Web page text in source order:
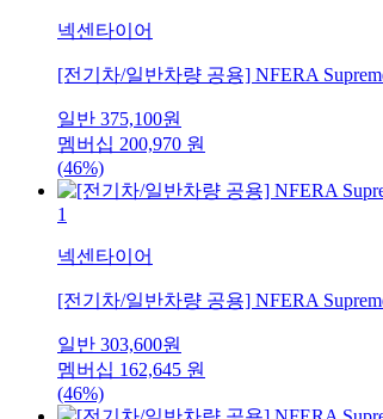
넥센타이어
[전기차/일반차량 공용] NFERA
일반 375,100원
멤버십 200,970 원
(46%)
1
넥센타이어
[전기차/일반차량 공용] NFERA
일반 303,600원
멤버십 162,645 원
(46%)